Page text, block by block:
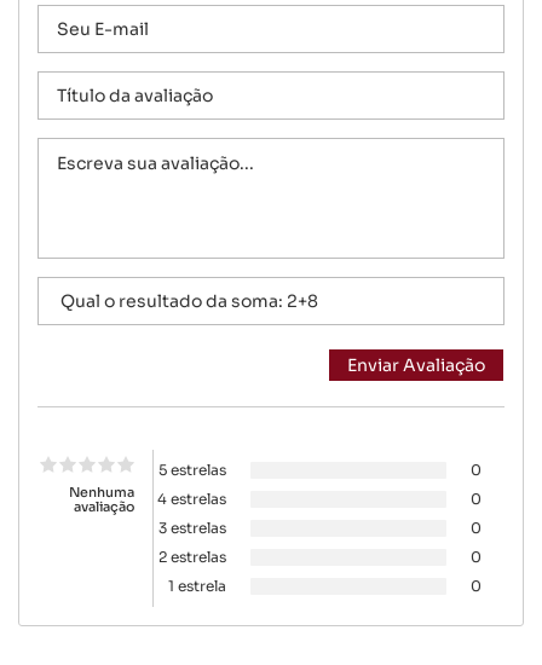
Nenhuma
avaliação
5 estrelas
0
4 estrelas
0
3 estrelas
0
2 estrelas
0
1 estrela
0